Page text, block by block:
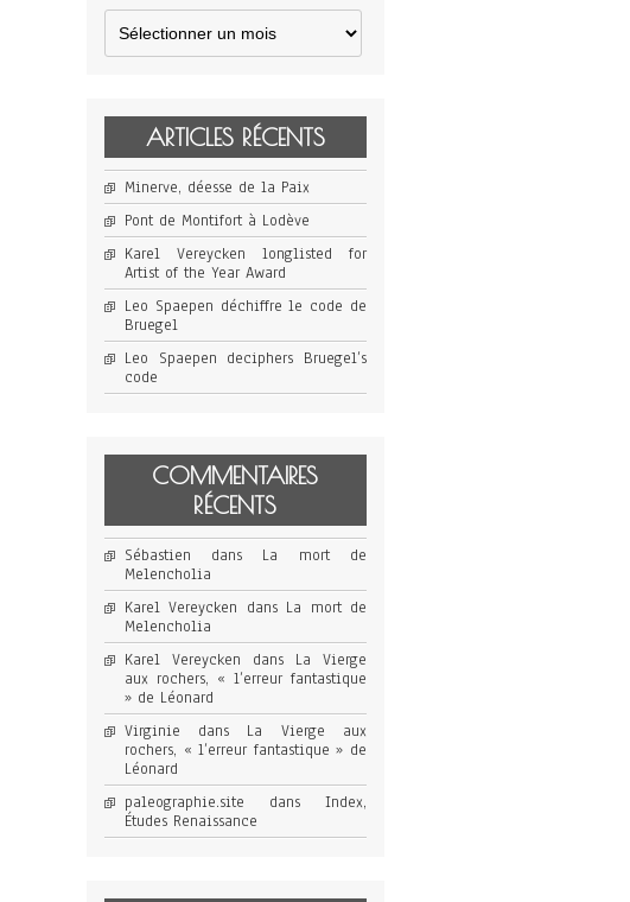
Archives
ARTICLES RÉCENTS
Minerve, déesse de la Paix
Pont de Montifort à Lodève
Karel Vereycken longlisted for
Artist of the Year Award
Leo Spaepen déchiffre le code de
Bruegel
Leo Spaepen deciphers Bruegel’s
code
COMMENTAIRES
RÉCENTS
Sébastien dans La mort de
Melencholia
Karel Vereycken dans La mort de
Melencholia
Karel Vereycken dans La Vierge
aux rochers, « l’erreur fantastique
» de Léonard
Virginie dans La Vierge aux
rochers, « l’erreur fantastique » de
Léonard
paleographie.site dans Index,
Études Renaissance